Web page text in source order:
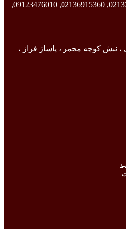
,
02136915360
,
09123476010
,
، نبش کوچه مجمر ، پاساژ فراز ،